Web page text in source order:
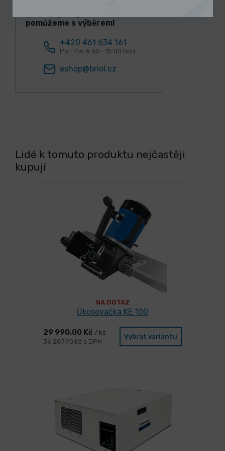
pomůžeme s výběrem!
+420 461 634 161
Po - Pá: 6:30 - 15:00 hod.
eshop@briol.cz
Lidé k tomuto produktu nejčastěji
kupují
NA DOTAZ
Úkosovačka KE 100
29 990,00 Kč / ks
36 287,90 Kč s DPH
Vybrat variantu